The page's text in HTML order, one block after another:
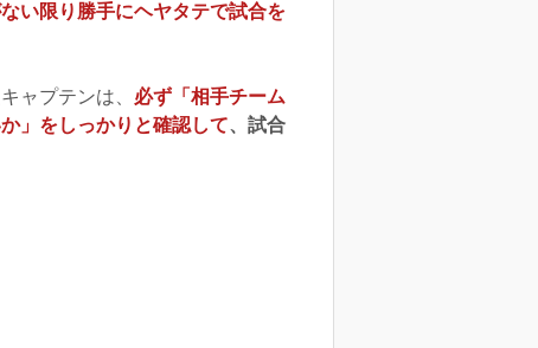
い限り勝手にヘヤタテで試合を
ャプテンは、 必ず「相手チーム
」をしっかりと確認して、試合